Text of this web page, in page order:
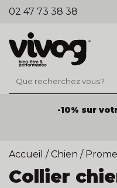
02 47 73 38 38
-25% de remise sur
Accueil / Chien /
Collier